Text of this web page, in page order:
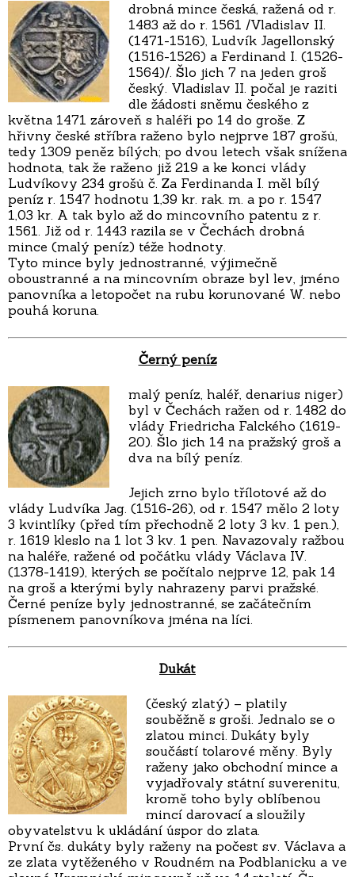
drobná mince česká, ražená od r.
1483 až do r. 1561 /Vladislav II.
(1471-1516), Ludvík Jagellonský
(1516-1526) a Ferdinand I. (1526-
1564)/. Šlo jich 7 na jeden groš
český. Vladislav II. počal je raziti
dle žádosti sněmu českého z
května 1471 zároveň s haléři po 14 do groše. Z
hřivny české stříbra raženo bylo nejprve 187 grošů,
tedy 1309 peněz bílých; po dvou letech však snížena
hodnota, tak že raženo již 219 a ke konci vlády
Ludvíkovy 234 grošů č. Za Ferdinanda I. měl bílý
peníz r. 1547 hodnotu 1,39 kr. rak. m. a po r. 1547
1,03 kr. A tak bylo až do mincovního patentu z r.
1561. Již od r. 1443 razila se v Čechách drobná
mince (malý peníz) téže hodnoty.
Tyto mince byly jednostranné, výjimečně
oboustranné a na mincovním obraze byl lev, jméno
panovníka a letopočet na rubu korunované W. nebo
pouhá koruna.
Černý peníz
malý peníz, haléř, denarius niger)
byl v Čechách ražen od r. 1482 do
vlády Friedricha Falckého (1619-
20). Šlo jich 14 na pražský groš a
dva na bílý peníz.
Jejich zrno bylo třílotové až do
vlády Ludvíka Jag. (1516-26), od r. 1547 mělo 2 loty
3 kvintlíky (před tím přechodně 2 loty 3 kv. 1 pen.),
r. 1619 kleslo na 1 lot 3 kv. 1 pen. Navazovaly ražbou
na haléře, ražené od počátku vlády Václava IV.
(1378-1419), kterých se počítalo nejprve 12, pak 14
na groš a kterými byly nahrazeny parvi pražské.
Černé peníze byly jednostranné, se začátečním
písmenem panovníkova jména na líci.
Dukát
(český zlatý) – platily
souběžně s groši. Jednalo se o
zlatou minci. Dukáty byly
součástí tolarové měny. Byly
raženy jako obchodní mince a
vyjadřovaly státní suverenitu,
kromě toho byly oblíbenou
mincí darovací a sloužily
obyvatelstvu k ukládání úspor do zlata.
První čs. dukáty byly raženy na počest sv. Václava a
ze zlata vytěženého v Roudném na Podblanicku a ve